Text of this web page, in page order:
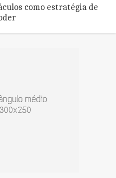
como estratégia de